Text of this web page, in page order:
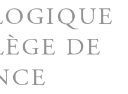
DE